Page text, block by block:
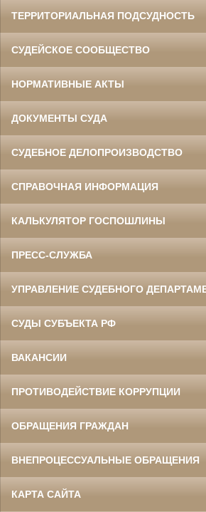
ТЕРРИТОРИАЛЬНАЯ ПОДСУДНОСТЬ
СУДЕЙСКОЕ СООБЩЕСТВО
НОРМАТИВНЫЕ АКТЫ
ДОКУМЕНТЫ СУДА
СУДЕБНОЕ ДЕЛОПРОИЗВОДСТВО
СПРАВОЧНАЯ ИНФОРМАЦИЯ
КАЛЬКУЛЯТОР ГОСПОШЛИНЫ
ПРЕСС-СЛУЖБА
УПРАВЛЕНИЕ СУДЕБНОГО
СУДЫ СУБЪЕКТА РФ
ВАКАНСИИ
ПРОТИВОДЕЙСТВИЕ КОРРУПЦИИ
ОБРАЩЕНИЯ ГРАЖДАН
ВНЕПРОЦЕССУАЛЬНЫЕ ОБРАЩЕНИЯ
КАРТА САЙТА